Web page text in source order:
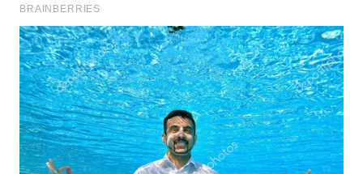
WN
PRIANGAN
TIMUR
WN
SEMARANG
WN